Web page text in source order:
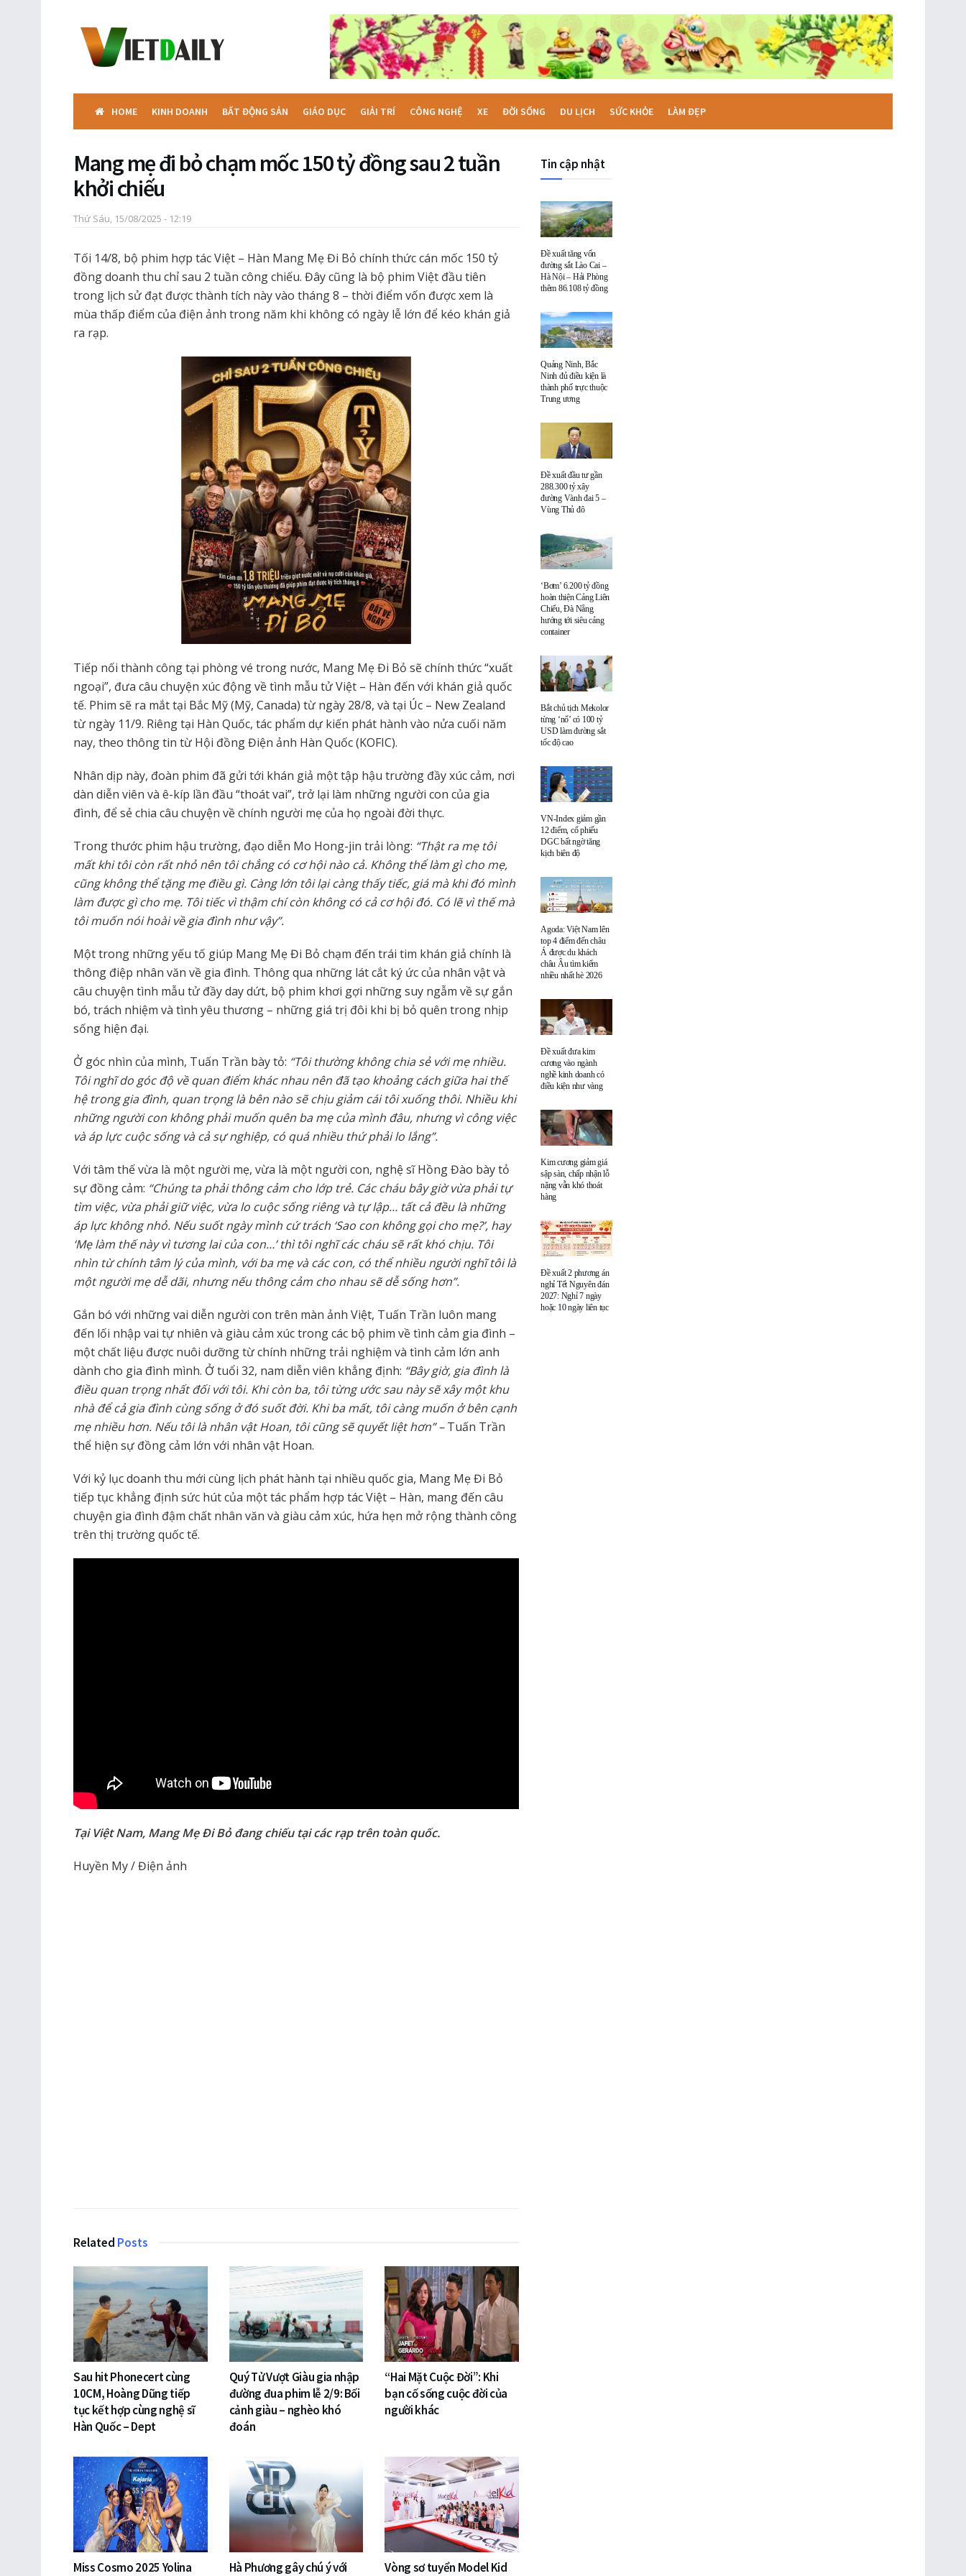
HOME KINH DOANH BẤT ĐỘNG SẢN GIÁO DỤC GIẢI TRÍ CÔNG NGHỆ XE ĐỜI SỐNG DU LỊCH SỨC KHỎE LÀM ĐẸP
Mang mẹ đi bỏ chạm mốc 150 tỷ đồng sau 2 tuần
khởi chiếu
Thứ Sáu, 15/08/2025 - 12:19
Tối 14/8, bộ phim hợp tác Việt – Hàn Mang Mẹ Đi Bỏ chính thức cán mốc 150 tỷ
đồng doanh thu chỉ sau 2 tuần công chiếu. Đây cũng là bộ phim Việt đầu tiên
trong lịch sử đạt được thành tích này vào tháng 8 – thời điểm vốn được xem là
mùa thấp điểm của điện ảnh trong năm khi không có ngày lễ lớn để kéo khán giả
ra rạp.
Tiếp nối thành công tại phòng vé trong nước, Mang Mẹ Đi Bỏ sẽ chính thức “xuất
ngoại”, đưa câu chuyện xúc động về tình mẫu tử Việt – Hàn đến với khán giả quốc
tế. Phim sẽ ra mắt tại Bắc Mỹ (Mỹ, Canada) từ ngày 28/8, và tại Úc – New Zealand
từ ngày 11/9. Riêng tại Hàn Quốc, tác phẩm dự kiến phát hành vào nửa cuối năm
nay, theo thông tin từ Hội đồng Điện ảnh Hàn Quốc (KOFIC).
Nhân dịp này, đoàn phim đã gửi tới khán giả một tập hậu trường đầy xúc cảm, nơi
dàn diễn viên và ê-kíp lần đầu “thoát vai”, trở lại làm những người con của gia
đình, để sẻ chia câu chuyện về chính người mẹ của họ ngoài đời thực.
Trong thước phim hậu trường, đạo diễn Mo Hong-jin trải lòng: “Thật ra mẹ tôi
mất khi tôi còn rất nhỏ nên tôi chẳng có cơ hội nào cả. Không thể làm gì cho mẹ,
cũng không thể tặng mẹ điều gì. Càng lớn tôi lại càng thấy tiếc, giá mà khi đó mình
làm được gì cho mẹ. Tôi tiếc vì thậm chí còn không có cả cơ hội đó. Có lẽ vì thế mà
tôi muốn nói hoài về gia đình như vậy”.
Một trong những yếu tố giúp Mang Mẹ Đi Bỏ chạm đến trái tim khán giả chính là
thông điệp nhân văn về gia đình. Thông qua những lát cắt ký ức của nhân vật và
câu chuyện tình mẫu tử đầy day dứt, bộ phim khơi gợi những suy ngẫm về sự gắn
bó, trách nhiệm và tình yêu thương – những giá trị đôi khi bị bỏ quên trong nhịp
sống hiện đại.
Ở góc nhìn của mình, Tuấn Trần bày tỏ: “Tôi thường không chia sẻ với mẹ nhiều.
Tôi nghĩ do góc độ về quan điểm khác nhau nên đã tạo khoảng cách giữa hai thế
hệ trong gia đình, quan trọng là bên nào sẽ chịu giảm cái tôi xuống thôi. Nhiều khi
những người con không phải muốn quên ba mẹ của mình đâu, nhưng vì công việc
và áp lực cuộc sống và cả sự nghiệp, có quá nhiều thứ phải lo lắng”.
Với tâm thế vừa là một người mẹ, vừa là một người con, nghệ sĩ Hồng Đào bày tỏ
sự đồng cảm: “Chúng ta phải thông cảm cho lớp trẻ. Các cháu bây giờ vừa phải tự
tìm việc, vừa phải giữ việc, vừa lo cuộc sống riêng và tự lập… tất cả đều là những
áp lực không nhỏ. Nếu suốt ngày mình cứ trách ‘Sao con không gọi cho mẹ?’, hay
‘Mẹ làm thế này vì tương lai của con…’ thì tôi nghĩ các cháu sẽ rất khó chịu. Tôi
nhìn từ chính tâm lý của mình, với ba mẹ và các con, có thể nhiều người nghĩ tôi là
một người mẹ dễ dãi, nhưng nếu thông cảm cho nhau sẽ dễ sống hơn”.
Gắn bó với những vai diễn người con trên màn ảnh Việt, Tuấn Trần luôn mang
đến lối nhập vai tự nhiên và giàu cảm xúc trong các bộ phim về tình cảm gia đình –
một chất liệu được nuôi dưỡng từ chính những trải nghiệm và tình cảm lớn anh
dành cho gia đình mình. Ở tuổi 32, nam diễn viên khẳng định: “Bây giờ, gia đình là
điều quan trọng nhất đối với tôi. Khi còn ba, tôi từng ước sau này sẽ xây một khu
nhà để cả gia đình cùng sống ở đó suốt đời. Khi ba mất, tôi càng muốn ở bên cạnh
mẹ nhiều hơn. Nếu tôi là nhân vật Hoan, tôi cũng sẽ quyết liệt hơn” –Tuấn Trần
thể hiện sự đồng cảm lớn với nhân vật Hoan.
Với kỷ lục doanh thu mới cùng lịch phát hành tại nhiều quốc gia, Mang Mẹ Đi Bỏ
tiếp tục khẳng định sức hút của một tác phẩm hợp tác Việt – Hàn, mang đến câu
chuyện gia đình đậm chất nhân văn và giàu cảm xúc, hứa hẹn mở rộng thành công
trên thị trường quốc tế.
Tại Việt Nam, Mang Mẹ Đi Bỏ đang chiếu tại các rạp trên toàn quốc.
Huyền My / Điện ảnh
Related Posts
Sau hit Phonecert cùng
10CM, Hoàng Dũng tiếp
tục kết hợp cùng nghệ sĩ
Hàn Quốc – Dept
Quý Tử Vượt Giàu gia nhập
đường đua phim lễ 2/9: Bối
cảnh giàu – nghèo khó
đoán
“Hai Mặt Cuộc Đời”: Khi
bạn cố sống cuộc đời của
người khác
Miss Cosmo 2025 Yolina Hà Phương gây chú ý với Vòng sơ tuyển Model Kid
Tin cập nhật
Đề xuất tăng vốn
đường sắt Lào Cai –
Hà Nội – Hải Phòng
thêm 86.108 tỷ đồng
Quảng Ninh, Bắc
Ninh đủ điều kiện là
thành phố trực thuộc
Trung ương
Đề xuất đầu tư gần
288.300 tỷ xây
đường Vành đai 5 –
Vùng Thủ đô
‘Bơm’ 6.200 tỷ đồng
hoàn thiện Cảng Liên
Chiểu, Đà Nẵng
hướng tới siêu cảng
container
Bắt chủ tịch Mekolor
từng ‘nổ’ có 100 tỷ
USD làm đường sắt
tốc độ cao
VN-Index giảm gần
12 điểm, cổ phiếu
DGC bất ngờ tăng
kịch biên độ
Agoda: Việt Nam lên
top 4 điểm đến châu
Á được du khách
châu Âu tìm kiếm
nhiều nhất hè 2026
Đề xuất đưa kim
cương vào ngành
nghề kinh doanh có
điều kiện như vàng
Kim cương giảm giá
sập sàn, chấp nhận lỗ
nặng vẫn khó thoát
hàng
Đề xuất 2 phương án
nghỉ Tết Nguyên đán
2027: Nghỉ 7 ngày
hoặc 10 ngày liên tục